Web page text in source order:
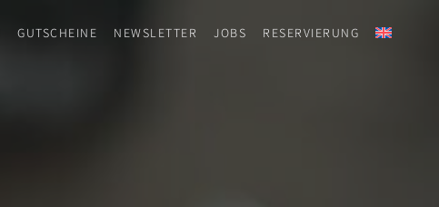
GUTSCHEINE NEWSLETTER JOBS RESERVIERUNG